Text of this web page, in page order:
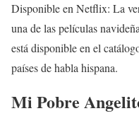
Disponible en Netflix: La
una de las películas
está disponible en el
países de habla hispana.
Mi Pobre